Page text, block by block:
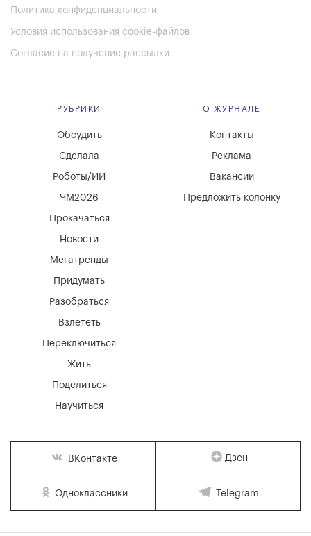
Политика конфиденциальности
Условия использования cookie-файлов
Согласие на получение рассылки
РУБРИКИ
Мегатренды
Придумать
Разобраться
Взлететь
Новости
Переключиться
Жить
Поделиться
Научиться
Обсудить
Сделала
Роботы/ИИ
ЧМ2026
Прокачаться
О ЖУРНАЛЕ
Вакансии
Реклама
Контакты
Предложить колонку
ВКонтакте Дзен
Одноклассники Telegram